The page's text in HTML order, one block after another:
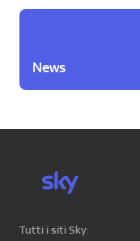
News
Tutti i siti Sky: